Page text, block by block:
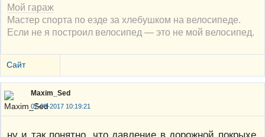
Мой гараж
Мастер спорта по езде за хлебушком на велосипеде.
Если не я построил велосипед — это не мой велосипед.
Сайт
Maxim_Sed
07-09-2017 10:19:21
ну и так понятно, что давление в дорожной покрыхе